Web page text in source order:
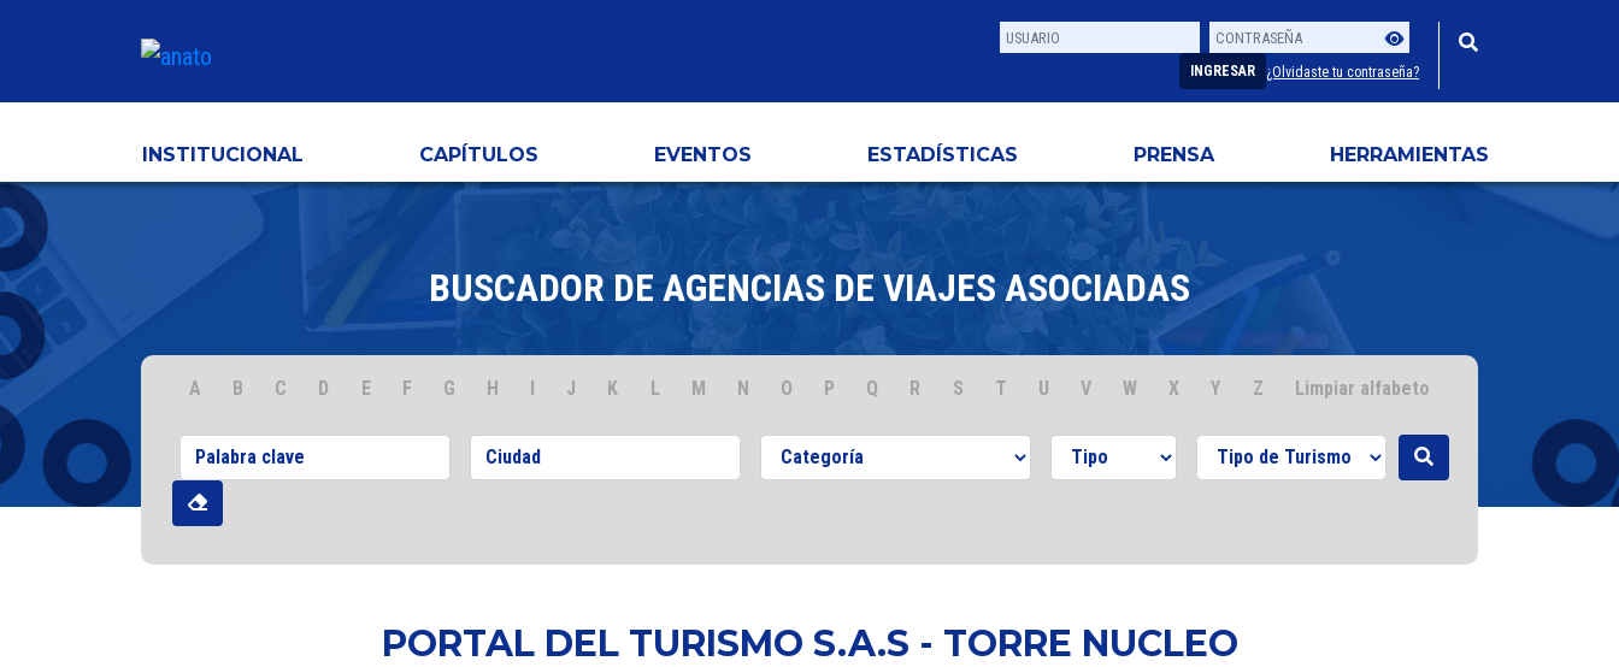
Usuario
Contraseña
INGRESAR ¿Olvidaste tu contraseña?
INSTITUCIONAL CAPÍTULOS EVENTOS ESTADÍSTICAS PRENSA HERRAMIENTAS
BUSCADOR DE AGENCIAS DE VIAJES ASOCIADAS
A B C D E F G H I J K L M N O P Q R S T U V W X Y Z Limpiar alfabeto
PORTAL DEL TURISMO S.A.S - TORRE NUCLEO